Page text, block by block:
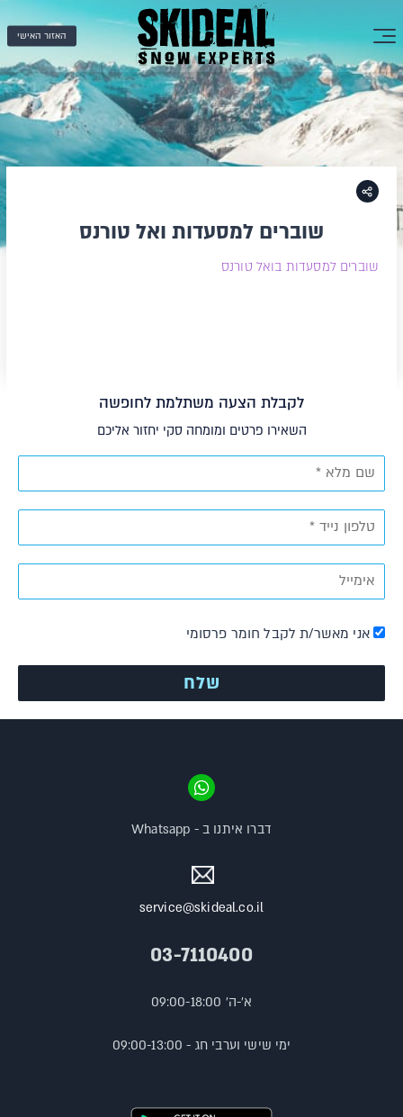
האזור האישי
שוברים למסעדות ואל טורנס
שוברים למסעדות בואל טורנס
לקבלת הצעה משתלמת לחופשה
השאירו פרטים ומומחה סקי יחזור אליכם
אני מאשר/ת לקבל חומר פרסומי
service@skideal.co.il
03-7110400
א'-ה' 09:00-18:00
ימי שישי וערבי חג - 09:00-13:00
דברו איתנו ב - Whatsapp